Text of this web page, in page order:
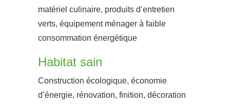
matériel culinaire, produits d’entretien
verts, équipement ménager à faible
consommation énergétique
Habitat sain
Construction écologique, économie
d’énergie, rénovation, finition, décoration